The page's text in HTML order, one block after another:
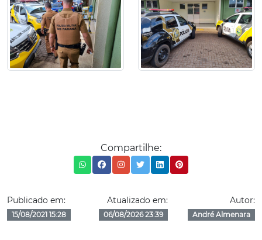
Compartilhe:
Publicado em:
15/08/2021 15:28
Atualizado em:
06/08/2026 23:39
Autor:
André Almenara